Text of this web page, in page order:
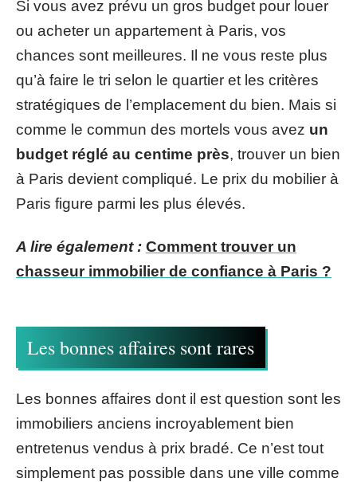
Si vous avez prévu un gros budget pour louer
ou acheter un appartement à Paris, vos
chances sont meilleures. Il ne vous reste plus
qu’à faire le tri selon le quartier et les critères
stratégiques de l’emplacement du bien. Mais si
comme le commun des mortels vous avez un
budget réglé au centime près, trouver un bien
à Paris devient compliqué. Le prix du mobilier à
Paris figure parmi les plus élevés.
A lire également : Comment trouver un
chasseur immobilier de confiance à Paris ?
Les bonnes affaires sont rares
Les bonnes affaires dont il est question sont les
immobiliers anciens incroyablement bien
entretenus vendus à prix bradé. Ce n’est tout
simplement pas possible dans une ville comme